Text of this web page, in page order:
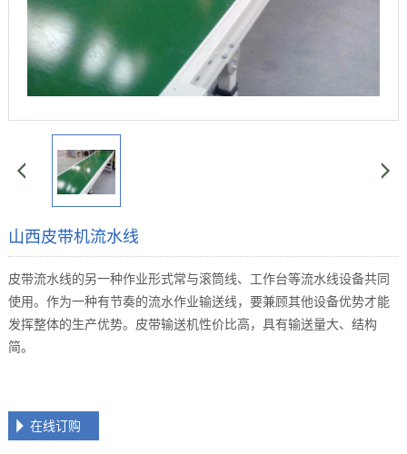
山西皮带机流水线
皮带流水线的另一种作业形式常与滚筒线、工作台等流水线设备共同
使用。作为一种有节奏的流水作业输送线，要兼顾其他设备优势才能
发挥整体的生产优势。皮带输送机性价比高，具有输送量大、结构
简。
在线订购